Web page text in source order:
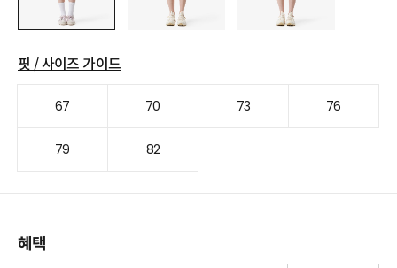
핏 / 사이즈 가이드
67 70 73 76
79 82
혜택